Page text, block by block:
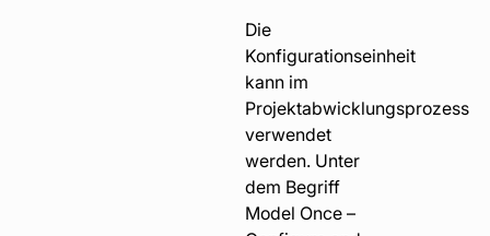
Die
Konfigurationseinheit
kann im
Projektabwicklungsprozess
verwendet
werden. Unter
dem Begriff
Model Once –